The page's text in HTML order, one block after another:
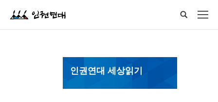
인권연대 세상읽기